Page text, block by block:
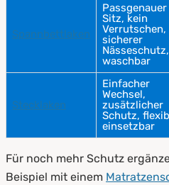
Spannbettlaken
Passgenauer
Sitz, kein
Verrutschen,
sicherer
Nässeschutz,
waschbar
Stecklaken
Einfacher
Wechsel,
zusätzlicher
Schutz,
einsetzbar
Für noch mehr Schutz
Beispiel mit einem